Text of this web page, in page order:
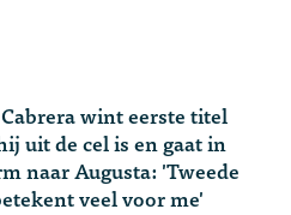
wint eerste titel
uit de cel is en gaat in
naar Augusta: 'Tweede
veel voor me'